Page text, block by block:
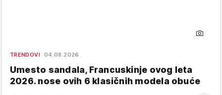
TRENDOVI 04.08.2026.
Umesto sandala, Francuskinje ovog leta
2026. nose ovih 6 klasičnih modela obuće